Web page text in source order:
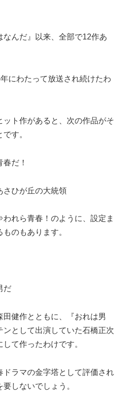
んだ』以来、全部で12作あ
にわたって放送され続けたわ
ット作があると、次の作品がそ
す。
だ！
ひが丘の大統領
れら青春！のように、設定ま
のもあります。
だ
健作とともに、『おれは男
として出演していた石橋正次
て作ったわけです。
ドラマの金字塔として評価され
しないでしょう。